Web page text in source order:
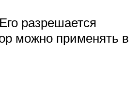
разрешается
можно применять в